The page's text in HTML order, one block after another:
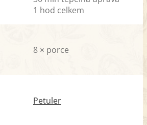
1 hod celkem
8 × porce
Petuler